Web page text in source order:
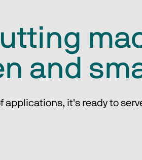
and
applications, it's ready to